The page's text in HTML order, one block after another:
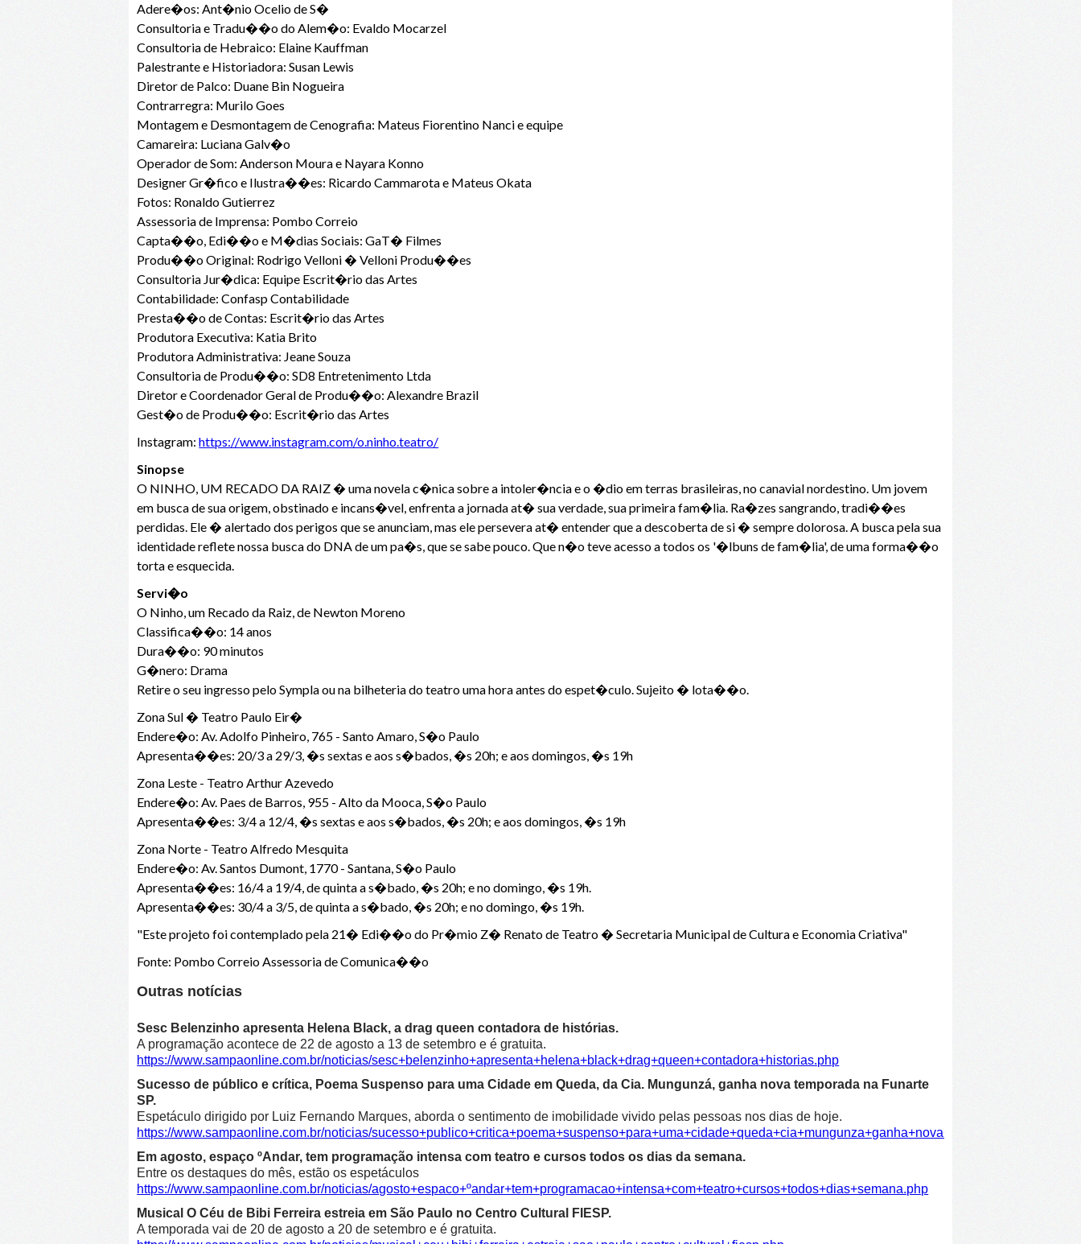
Adere�os: Ant�nio Ocelio de S�
Consultoria e Tradu��o do Alem�o: Evaldo Mocarzel
Consultoria de Hebraico: Elaine Kauffman
Palestrante e Historiadora: Susan Lewis
Diretor de Palco: Duane Bin Nogueira
Contrarregra: Murilo Goes
Montagem e Desmontagem de Cenografia: Mateus Fiorentino Nanci e equipe
Camareira: Luciana Galv�o
Operador de Som: Anderson Moura e Nayara Konno
Designer Gr�fico e Ilustra��es: Ricardo Cammarota e Mateus Okata
Fotos: Ronaldo Gutierrez
Assessoria de Imprensa: Pombo Correio
Capta��o, Edi��o e M�dias Sociais: GaT� Filmes
Produ��o Original: Rodrigo Velloni � Velloni Produ��es
Consultoria Jur�dica: Equipe Escrit�rio das Artes
Contabilidade: Confasp Contabilidade
Presta��o de Contas: Escrit�rio das Artes
Produtora Executiva: Katia Brito
Produtora Administrativa: Jeane Souza
Consultoria de Produ��o: SD8 Entretenimento Ltda
Diretor e Coordenador Geral de Produ��o: Alexandre Brazil
Gest�o de Produ��o: Escrit�rio das Artes
Instagram:https://www.instagram.com/o.ninho.teatro/
Sinopse
O NINHO, UM RECADO DA RAIZ � uma novela c�nica sobre a intoler�ncia e o �dio em terras brasileiras, no canavial nordestino. Um jovem
em busca de sua origem, obstinado e incans�vel, enfrenta a jornada at� sua verdade, sua primeira fam�lia. Ra�zes sangrando, tradi��es
perdidas. Ele � alertado dos perigos que se anunciam, mas ele persevera at� entender que a descoberta de si � sempre dolorosa. A busca pela sua
identidade reflete nossa busca do DNA de um pa�s, que se sabe pouco. Que n�o teve acesso a todos os '�lbuns de fam�lia', de uma forma��o
torta e esquecida.
Servi�o
O Ninho, um Recado da Raiz, de Newton Moreno
Classifica��o: 14 anos
Dura��o: 90 minutos
G�nero: Drama
Retire o seu ingresso pelo Sympla ou na bilheteria do teatro uma hora antes do espet�culo. Sujeito � lota��o.
Zona Sul � Teatro Paulo Eir�
Endere�o: Av. Adolfo Pinheiro, 765 - Santo Amaro, S�o Paulo
Apresenta��es: 20/3 a 29/3, �s sextas e aos s�bados, �s 20h; e aos domingos, �s 19h
Zona Leste - Teatro Arthur Azevedo
Endere�o: Av. Paes de Barros, 955 - Alto da Mooca, S�o Paulo
Apresenta��es: 3/4 a 12/4, �s sextas e aos s�bados, �s 20h; e aos domingos, �s 19h
Zona Norte - Teatro Alfredo Mesquita
Endere�o: Av. Santos Dumont, 1770 - Santana, S�o Paulo
Apresenta��es: 16/4 a 19/4, de quinta a s�bado, �s 20h; e no domingo, �s 19h.
Apresenta��es: 30/4 a 3/5, de quinta a s�bado, �s 20h; e no domingo, �s 19h.
"Este projeto foi contemplado pela 21� Edi��o do Pr�mio Z� Renato de Teatro � Secretaria Municipal de Cultura e Economia Criativa"
Fonte: Pombo Correio Assessoria de Comunica��o
Outras notícias
Sesc Belenzinho apresenta Helena Black, a drag queen contadora de histórias.
A programação acontece de 22 de agosto a 13 de setembro e é gratuita.
https://www.sampaonline.com.br/noticias/sesc+belenzinho+apresenta+helena+black+drag+queen+contadora+historias.php
Sucesso de público e crítica, Poema Suspenso para uma Cidade em Queda, da Cia. Mungunzá, ganha nova temporada na Funarte
SP.
Espetáculo dirigido por Luiz Fernando Marques, aborda o sentimento de imobilidade vivido pelas pessoas nos dias de hoje.
https://www.sampaonline.com.br/noticias/
Em agosto, espaço ºAndar, tem programação intensa com teatro e cursos todos os dias da semana.
Entre os destaques do mês, estão os espetáculos
https://www.sampaonline.com.br/noticias/agosto+espaco+ºandar+tem+programacao+intensa+com+teatro+cursos+todos+dias+semana.php
Musical O Céu de Bibi Ferreira estreia em São Paulo no Centro Cultural FIESP.
A temporada vai de 20 de agosto a 20 de setembro e é gratuita.